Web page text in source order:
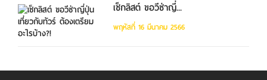
เช็กลิสต์ ขอวีซ่าญี่...
พฤหัสที่ 16 มีนาคม 2566